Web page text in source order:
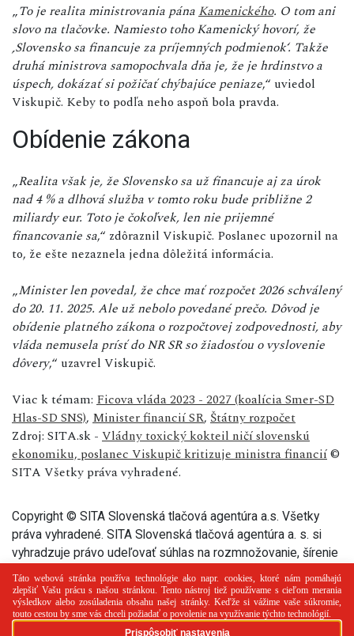
„To je realita ministrovania pána Kamenického. O tom ani
slovo na tlačovke. Namiesto toho Kamenický hovorí, že
‚Slovensko sa financuje za príjemných podmienok‘. Takže
druhá ministrova samopochvala dňa je, že je hrdinstvo a
úspech, dokázať si požičať chýbajúce peniaze,“ uviedol
Viskupič. Keby to podľa neho aspoň bola pravda.
Obídenie zákona
„Realita však je, že Slovensko sa už financuje aj za úrok
nad 4 % a dlhová služba v tomto roku bude približne 2
miliardy eur. Toto je čokoľvek, len nie prijemné
financovanie sa,“ zdôraznil Viskupič. Poslanec upozornil na
to, že ešte nezaznela jedna dôležitá informácia.
„Minister len povedal, že chce mať rozpočet 2026 schválený
do 20. 11. 2025. Ale už nebolo povedané prečo. Dôvod je
obídenie platného zákona o rozpočtovej zodpovednosti, aby
vláda nemusela prísť do NR SR so žiadosťou o vyslovenie
dôvery,“ uzavrel Viskupič.
Viac k témam: Ficova vláda 2023 - 2027 (koalícia Smer-SD
Hlas-SD SNS), Minister financií SR, Štátny rozpočet
Zdroj: SITA.sk - Vládny toxický kokteil ničí slovenskú
ekonomiku, poslanec Viskupič kritizuje ministra financií©
SITA Všetky práva vyhradené.
Copyright © SITA Slovenská tlačová agentúra a.s. Všetky
práva vyhradené. SITA Slovenská tlačová agentúra a. s. si
vyhradzuje právo udeľovať súhlas na rozmnožovanie, šírenie